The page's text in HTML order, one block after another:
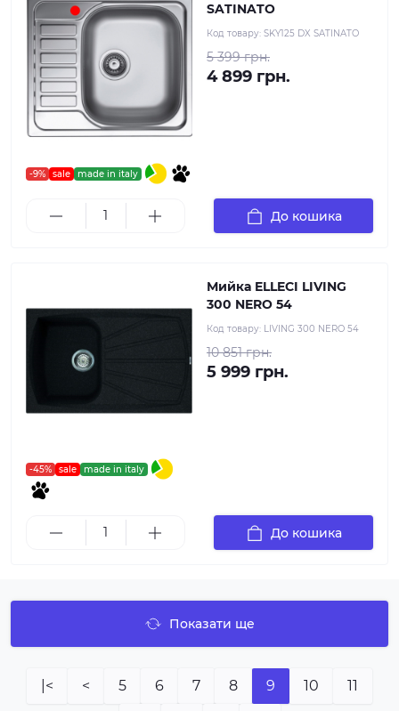
-9% sale made in italy
SATINATO
Код товару: SKY125 DX SATINATO
5 399 грн.
4 899 грн.
До кошика
-45% sale made in italy
Мийка ELLECI LIVING
300 NERO 54
Код товару: LIVING 300 NERO 54
10 851 грн.
5 999 грн.
До кошика
Показати ще
|< < 5 6 7 8 9 10 11